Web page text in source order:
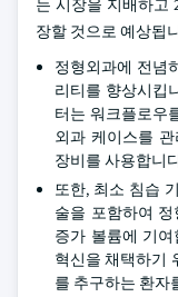
는 시장을 지배하고
장할 것으로 예상됩
정형외과에 전념
리티를 향상시킵
터는 워크플로우
외과 케이스를
장비를 사용합니
또한, 최소 침습
술을 포함하여 정
증가 볼륨에 기
혁신을 채택하기
를 추구하는 환자